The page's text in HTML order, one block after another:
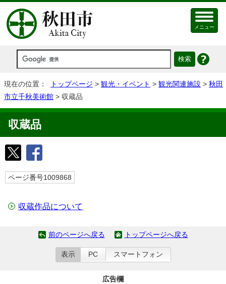
メニュー
現在の位置： トップページ > 観光・イベント > 観光関連施設 > 秋田
市立千秋美術館 > 収蔵品
収蔵品
ページ番号1009868
収蔵作品について
前のページへ戻る トップページへ戻る
表示 PC スマートフォン
広告欄